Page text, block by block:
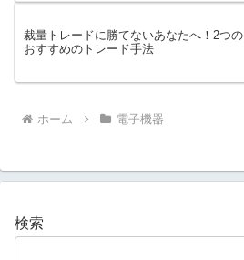
裁量トレードに勝てないあなたへ！2つの
おすすめのトレード手法
ホーム 電子機器
検索